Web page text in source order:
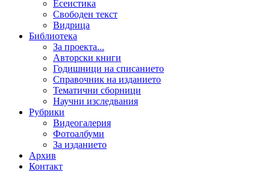
Есеистика
Свободен текст
Видрица
Библиотека
За проекта...
Авторски книги
Годишници на списанието
Справочник на изданието
Тематични сборници
Научни изследвания
Рубрики
Видеогалерия
Фотоалбуми
За изданието
Архив
Контакт